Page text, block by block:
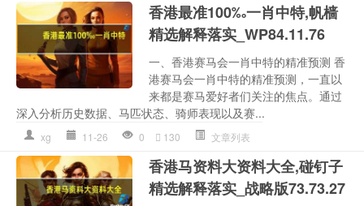
香港最准100‰一肖中特,帆樯
精选解释落实_WP84.11.76
一、香港赛马会一肖中特的精准预测 香
港赛马会一肖中特的精准预测，一直以
来都是赛马爱好者们关注的焦点。通过
深入分析历史数据、马匹状态、骑师表现以及赛...
xg 11-26 0 130 文章列表
香港马资料大资料大全,碰钉子
精选解释落实_战略版73.73.27